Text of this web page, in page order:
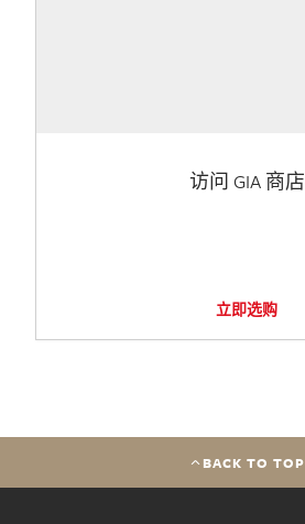
访问 GIA 商店
立即选购
BACK TO TOP